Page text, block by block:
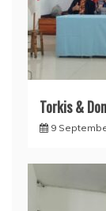
Torkis &
9